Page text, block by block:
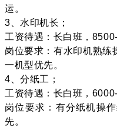
运。
3、水印机长；
工资待遇：长白班，
岗位要求：有水印机熟练
一机型优先。
4、分纸工；
工资待遇：长白班，
岗位要求：有分纸机操
先。